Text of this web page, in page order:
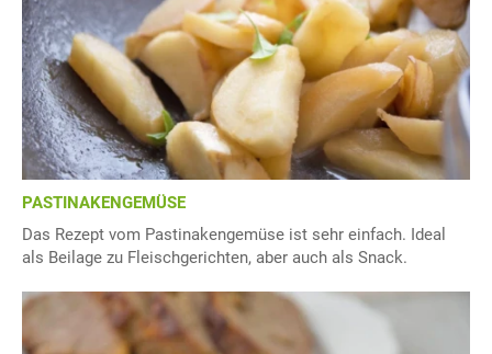
PASTINAKENGEMÜSE
Das Rezept vom Pastinakengemüse ist sehr einfach. Ideal
als Beilage zu Fleischgerichten, aber auch als Snack.